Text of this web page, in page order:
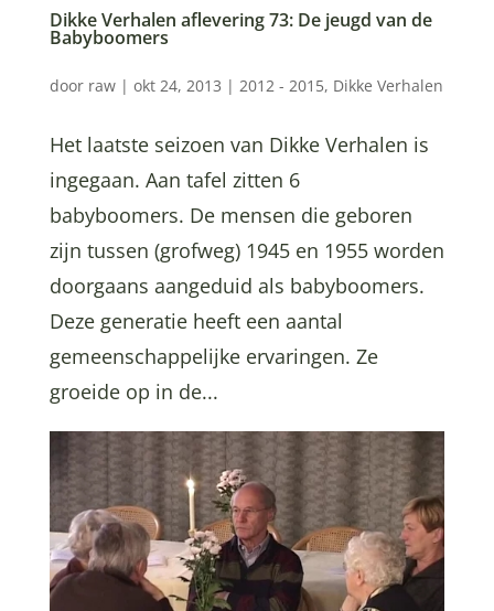
Dikke Verhalen aflevering 73: De jeugd van de
Babyboomers
door raw| okt 24, 2013 | 2012 - 2015, Dikke Verhalen
Het laatste seizoen van Dikke Verhalen is
ingegaan. Aan tafel zitten 6
babyboomers. De mensen die geboren
zijn tussen (grofweg) 1945 en 1955 worden
doorgaans aangeduid als babyboomers.
Deze generatie heeft een aantal
gemeenschappelijke ervaringen. Ze
groeide op in de...